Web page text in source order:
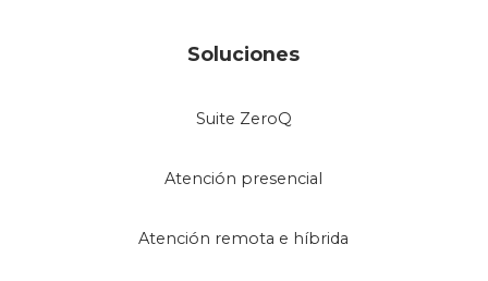
Soluciones
Suite ZeroQ
Atención presencial
Atención remota e híbrida